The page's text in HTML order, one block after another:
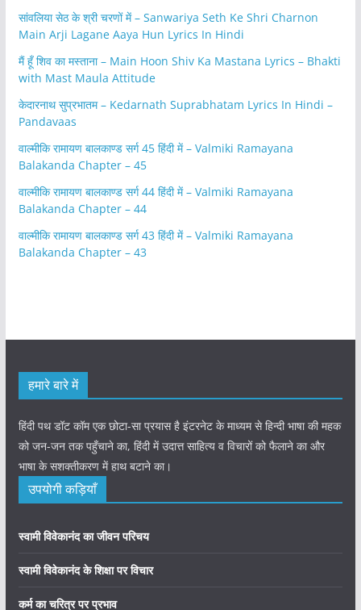
सांवलिया सेठ के श्री चरणों में – Sanwariya Seth Ke Shri Charnon
Main Arji Lagane Aaya Hun Lyrics In Hindi
मैं हूँ शिव का मस्ताना – Main Hoon Shiv Ka Mastana Lyrics – Bhakti
with Mast Maula Attitude
केदारनाथ सुप्रभातम – Kedarnath Suprabhatam Lyrics In Hindi –
Pandavaas
वाल्मीकि रामायण बालकाण्ड सर्ग 45 हिंदी में – Valmiki Ramayana
Balakanda Chapter – 45
वाल्मीकि रामायण बालकाण्ड सर्ग 44 हिंदी में – Valmiki Ramayana
Balakanda Chapter – 44
वाल्मीकि रामायण बालकाण्ड सर्ग 43 हिंदी में – Valmiki Ramayana
Balakanda Chapter – 43
हमारे बारे में
हिंदी पथ डॉट कॉम एक छोटा-सा प्रयास है इंटरनेट के माध्यम से हिन्दी भाषा की महक
को जन-जन तक पहुँचाने का, हिंदी में उदात्त साहित्य व विचारों को फैलाने का और
भाषा के सशक्तीकरण में हाथ बटाने का।
उपयोगी कड़ियाँ
स्वामी विवेकानंद का जीवन परिचय
स्वामी विवेकानंद के शिक्षा पर विचार
कर्म का चरित्र पर प्रभाव